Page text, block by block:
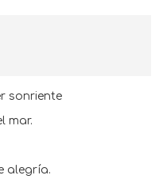
sonriente
mar.
alegría.